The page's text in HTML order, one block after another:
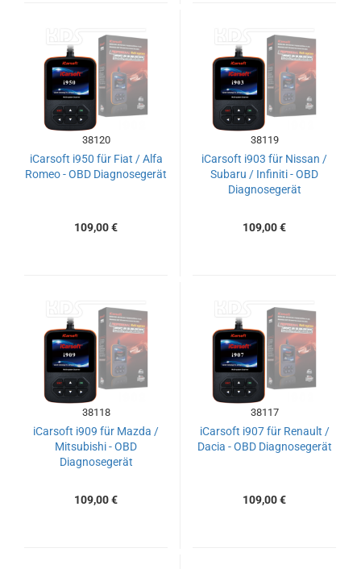
38120
iCarsoft i950 für Fiat / Alfa
Romeo - OBD Diagnosegerät
109,00 €
38119
iCarsoft i903 für Nissan /
Subaru / Infiniti - OBD
Diagnosegerät
109,00 €
38118
iCarsoft i909 für Mazda /
Mitsubishi - OBD
Diagnosegerät
109,00 €
38117
iCarsoft i907 für Renault /
Dacia - OBD Diagnosegerät
109,00 €